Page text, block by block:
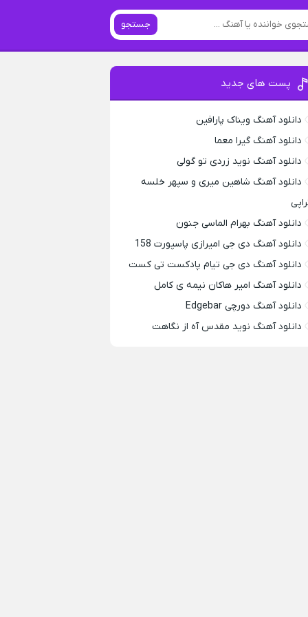
جستجو
پست های جدید
دانلود آهنگ ویناک پارافین
دانلود آهنگ گیرا معما
دانلود آهنگ نوید زردی تو گولی
دانلود آهنگ شاهین میری و سپهر خلسه
دانلود آهنگ بهرام الماسی جنون
دانلود آهنگ دی جی امیرازی پاسپورت 158
دانلود آهنگ دی جی تیام پادکست تی کست
دانلود آهنگ امیر هاکان نیمه ی کامل
دانلود آهنگ دورچی Edgebar
دانلود آهنگ نوید مقدس آه از نگاهت